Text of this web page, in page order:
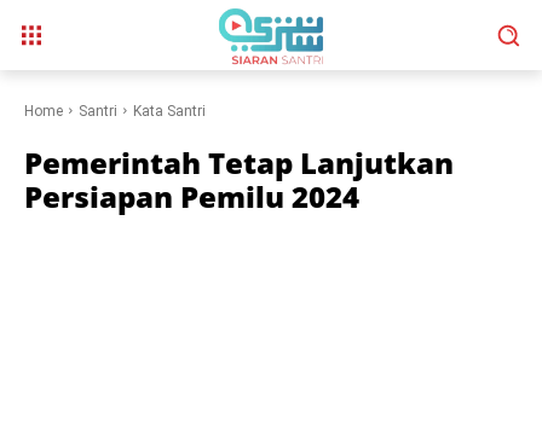
Home Santri Kata Santri
Pemerintah Tetap Lanjutkan
Persiapan Pemilu 2024